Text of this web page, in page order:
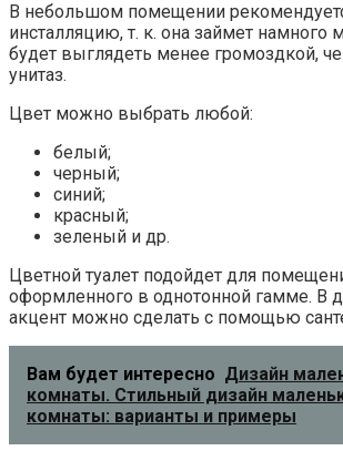
В небольшом помещении
инсталляцию, т. к. она займет намного
будет выглядеть менее громоздкой,
унитаз.
Цвет можно выбрать любой:
белый;
черный;
синий;
красный;
зеленый и др.
Цветной туалет подойдет для
оформленного в однотонной гамме. В
акцент можно сделать с помощью
Вам будет интересно Дизайн
комнаты. Стильный дизайн
комнаты: варианты и примеры